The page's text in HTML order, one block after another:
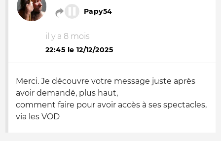
Papy54
il y a 8 mois
22:45 le 12/12/2025
Merci. Je découvre votre message juste après
avoir demandé, plus haut,
comment faire pour avoir accès à ses spectacles,
via les VOD